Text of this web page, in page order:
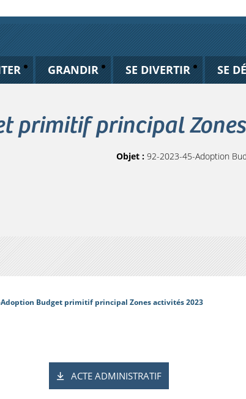
GRANDIR SE DIVERTIR SE
primitif principal
Objet : 92-2023-45-Adoption
Adoption Budget primitif principal Zones activités 2023
ACTE ADMINISTRATIF